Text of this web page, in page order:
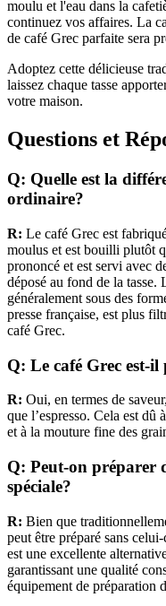
moulu et l'eau dans la
continuez vos affaires. La
de café Grec parfaite sera
Adoptez cette délicieuse
laissez chaque tasse
votre maison.
Questions et
Q: Quelle est la
ordinaire?
R: Le café Grec est
moulus et est bouilli plutôt
prononcé et est servi avec
déposé au fond de la
généralement sous des
presse française, est plus
café Grec.
Q: Le café Grec est-il
R: Oui, en termes de
que l’espresso. Cela est dû
et à la mouture fine des
Q: Peut-on préparer
spéciale?
R: Bien que
peut être préparé sans
est une excellente
garantissant une qualité
équipement de préparation